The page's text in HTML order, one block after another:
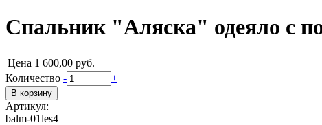
Спальник "Аляска" одеяло с
Цена 1 600,00 руб.
Количество - +
Артикул:
balm-01les4